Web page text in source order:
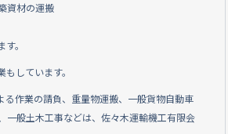
資材の運搬
。
しています。
る作業の請負、重量物運搬、一般貨物自動車
一般土木工事などは、佐々木運輸機工有限会